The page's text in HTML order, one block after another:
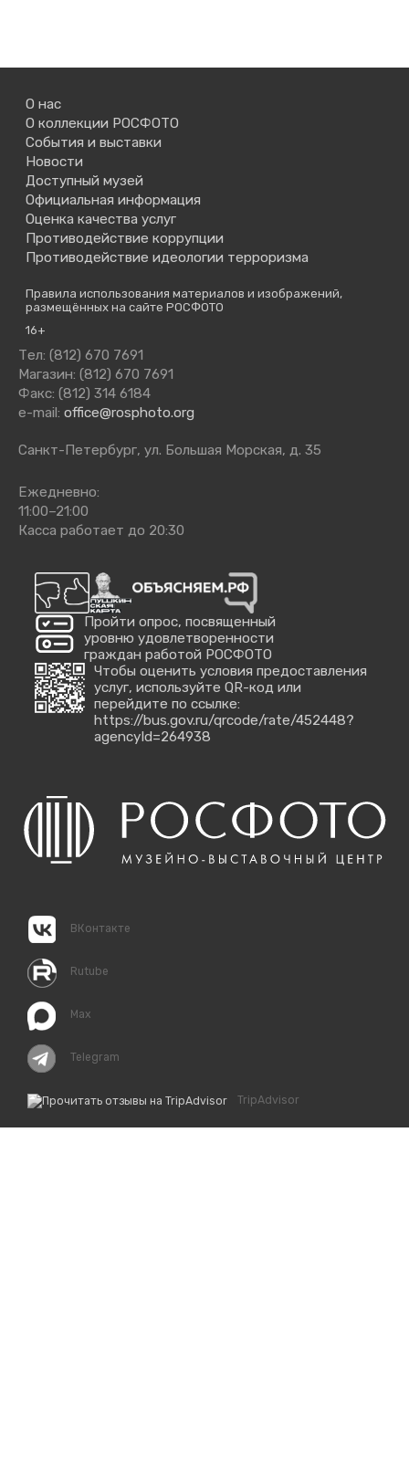
О нас
О коллекции РОСФОТО
События и выставки
Новости
Доступный музей
Официальная информация
Оценка качества услуг
Противодействие коррупции
Противодействие идеологии терроризма
Правила использования материалов и изображений,
размещённых на сайте РОСФОТО
16+
Тел: (812) 670 7691
Магазин: (812) 670 7691
Факс: (812) 314 6184
e-mail: office@rosphoto.org
Санкт-Петербург, ул. Большая Морская, д. 35
Ежедневно:
11:00–21:00
Касса работает до 20:30
Пройти опрос, посвященный
уровню удовлетворенности
граждан работой РОСФОТО
Чтобы оценить условия предоставления
услуг, используйте QR-код или
перейдите по ссылке:
https://bus.gov.ru/qrcode/rate/452448?
agencyId=264938
ВКонтакте
Rutube
Max
Telegram
TripAdvisor